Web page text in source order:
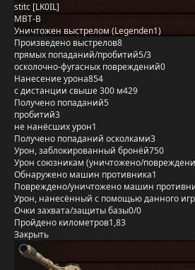
stitc [LK0IL]
MBT-B
Уничтожен выстрелом (Legenden1)
Произведено выстрелов8
прямых попаданий/пробитий5/3
осколочно-фугасных повреждений0
Нанесение урона854
с дистанции свыше 300 м429
Получено попаданий5
пробитий3
не нанёсших урон1
Получено попаданий осколками3
Урон, заблокированный бронёй750
Урон союзникам (уничтожено/
Обнаружено машин противника1
Повреждено/уничтожено машин
Урон, нанесённый с помощью данного
Очки захвата/защиты базы0/0
Пройдено километров1,83
Закрыть